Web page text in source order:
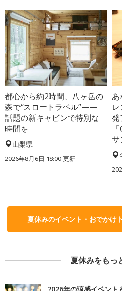
都心から約2時間、八ヶ岳の
森で“スロートラベル”——
話題の新キャビンで特別な
時間を
山梨県
2026年8月6日 18:00更新
あ
発
サ
夏休みのイベント・おでかけ
夏休みをもっ
2026年の涼感イベント